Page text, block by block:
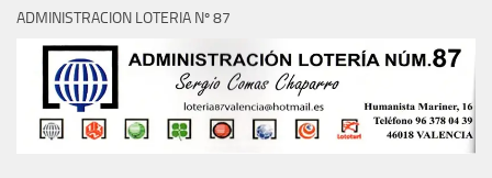
ADMINISTRACION LOTERIA Nº 87